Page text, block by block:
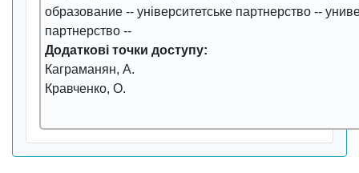
образование -- університетське партнерство --
партнерство --
Додаткові точки доступу:
Каграманян, А.
Кравченко, О.